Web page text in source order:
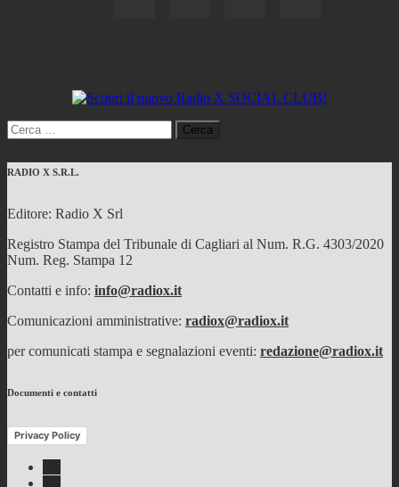
Ricerca
per:
RADIO X S.R.L.
Editore: Radio X Srl
Registro Stampa del Tribunale di Cagliari al Num. R.G. 4303/2020
Num. Reg. Stampa 12
Contatti e info: info@radiox.it
Comunicazioni amministrative: radiox@radiox.it
per comunicati stampa e segnalazioni eventi: redazione@radiox.it
Documenti e contatti
Privacy Policy